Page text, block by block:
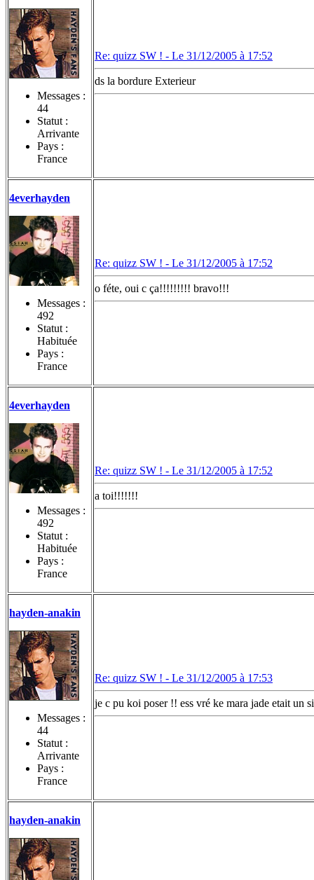
Messages :
44
Statut :
Arrivante
Pays :
France
Re: quizz SW ! - Le 31/12/2005 à 17:52
ds la bordure Exterieur
4everhayden
Messages :
492
Statut :
Habituée
Pays :
France
Re: quizz SW ! - Le 31/12/2005 à 17:52
o féte, oui c ça!!!!!!!!! bravo!!!
4everhayden
Messages :
492
Statut :
Habituée
Pays :
France
Re: quizz SW ! - Le 31/12/2005 à 17:52
a toi!!!!!!!
hayden-anakin
Messages :
44
Statut :
Arrivante
Pays :
France
Re: quizz SW ! - Le 31/12/2005 à 17:53
je c pu koi poser !! ess vré ke mara jade etait un
hayden-anakin